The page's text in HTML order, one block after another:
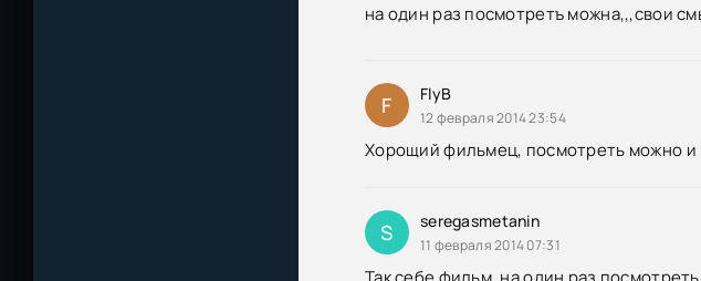
на один раз посмотретъ можна,,,свои
F FlyB
12 февраля 2014 23:54
Хорощий фильмец, посмотреть можно и
S seregasmetanin
11 февраля 2014 07:31